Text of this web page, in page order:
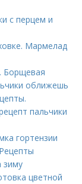
с перцем и
Мармелад
Борщевая
оближешь
пальчики
гортензии
зиму
цветной